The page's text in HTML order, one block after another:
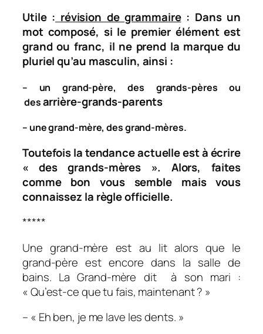
Utile : révision de grammaire: Dans un
mot composé, si le premier élément est
grand ou franc, il ne prend la marque du
pluriel qu’au masculin, ainsi :
– un grand-père, des grands-pères ou
desarrière-grands-parents
– une grand-mère, des grand-mères.
Toutefois la tendance actuelle est à écrire
« des grands-mères ». Alors, faites
comme bon vous semble mais vous
connaissez la règle officielle.
*****
Une grand-mère est au lit alors que le
grand-père est encore dans la salle de
bains. La Grand-mère dit à son mari :
« Qu’est-ce que tu fais, maintenant ? »
– « Eh ben, je me lave les dents. »